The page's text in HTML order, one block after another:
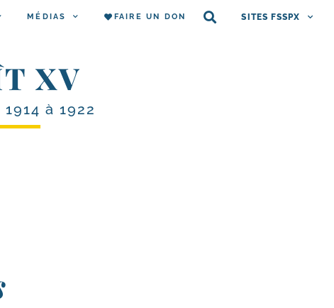
MÉDIAS FAIRE UN DON SITES FSSPX
XV
à 1922